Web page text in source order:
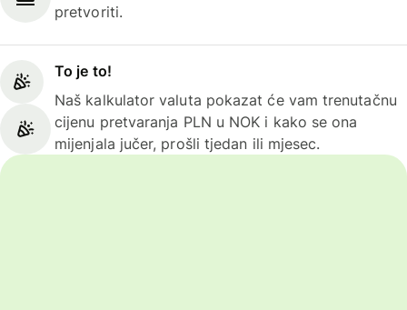
pretvoriti.
To je to!
Naš kalkulator valuta pokazat će vam trenutačnu
cijenu pretvaranja PLN u NOK i kako se ona
mijenjala jučer, prošli tjedan ili mjesec.